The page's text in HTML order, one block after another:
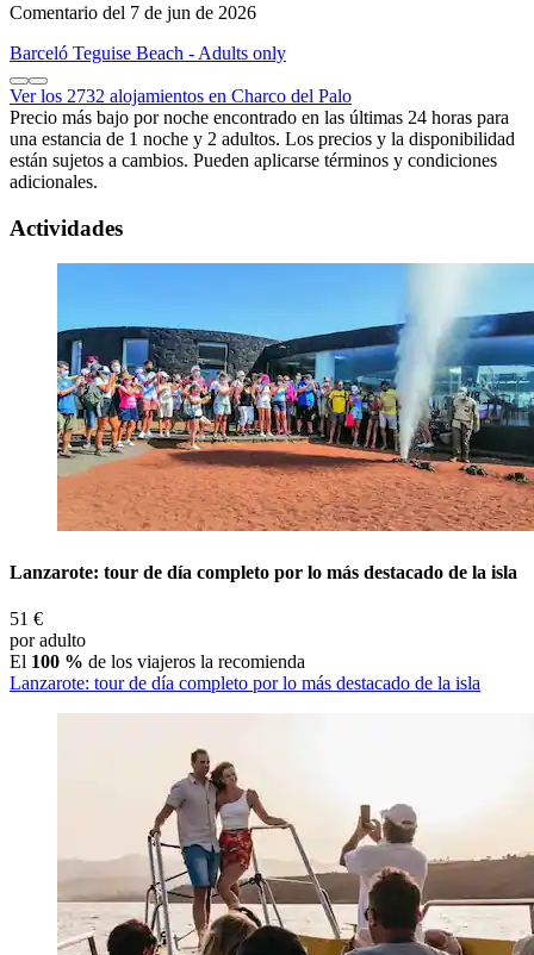
Comentario del 7 de jun de 2026
Barceló Teguise Beach - Adults only
Ver los 2732 alojamientos en Charco del Palo
Precio más bajo por noche encontrado en las últimas 24 horas para
una estancia de 1 noche y 2 adultos. Los precios y la disponibilidad
están sujetos a cambios. Pueden aplicarse términos y condiciones
adicionales.
Actividades
Lanzarote: tour de día completo por lo más destacado de la isla
51 €
por adulto
El 100 % de los viajeros la recomienda
Lanzarote: tour de día completo por lo más destacado de la isla